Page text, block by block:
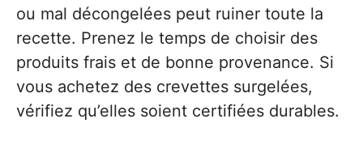
ou mal décongelées peut ruiner toute la
recette. Prenez le temps de choisir des
produits frais et de bonne provenance. Si
vous achetez des crevettes surgelées,
vérifiez qu’elles soient certifiées durables.